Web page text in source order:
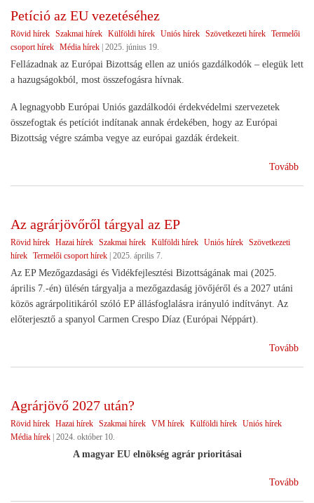
Petíció az EU vezetéséhez
Rövid hírek Szakmai hírek Külföldi hírek Uniós hírek Szövetkezeti hírek Termelői
csoport hírek Média hírek 2025. június 19.
Fellázadnak az Európai Bizottság ellen az uniós gazdálkodók – elegük lett
a hazugságokból, most összefogásra hívnak.
A legnagyobb Európai Uniós gazdálkodói érdekvédelmi szervezetek
összefogtak és petíciót indítanak annak érdekében, hogy az Európai
Bizottság végre számba vegye az európai gazdák érdekeit.
Tovább
Az agrárjövőről tárgyal az EP
Rövid hírek Hazai hírek Szakmai hírek Külföldi hírek Uniós hírek Szövetkezeti
hírek Termelői csoport hírek | 2025. április 7.
Az EP Mezőgazdasági és Vidékfejlesztési Bizottságának mai (2025.
április 7.-én) ülésén tárgyalja a mezőgazdaság jövőjéről és a 2027 utáni
közös agrárpolitikáról szóló EP állásfoglalásra irányuló indítványt. Az
előterjesztő a spanyol Carmen Crespo Díaz (Európai Néppárt).
Tovább
Agrárjövő 2027 után?
Rövid hírek Hazai hírek Szakmai hírek VM hírek Külföldi hírek Uniós hírek
Média hírek | 2024. október 10.
A magyar EU elnökség agrár prioritásai
Tovább